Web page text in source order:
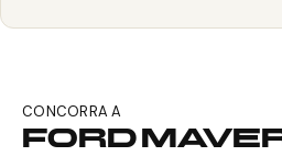
CONCORRA A
FORD